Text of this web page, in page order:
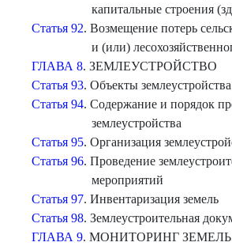
капитальные строения
Статья 92. Возмещение потерь
и (или)
ГЛАВА 8. ЗЕМЛЕУСТРОЙСТВО
Статья 93. Объекты землеустройства
Статья 94. Содержание и порядок
землеустройства
Статья 95. Организация
Статья 96. Проведение
мероприятий
Статья 97. Инвентаризация земель
Статья 98. Землеустроительная
ГЛАВА 9. МОНИТОРИНГ